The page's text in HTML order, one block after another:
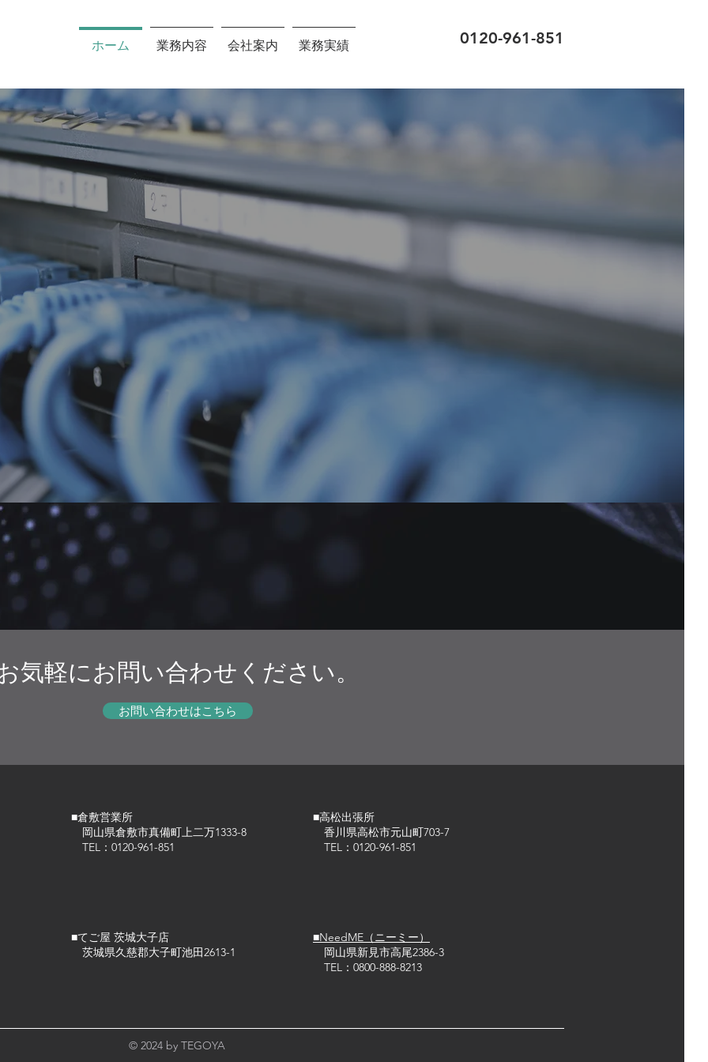
ホーム 業務内容 会社案内 業務実績 0120-961-851
豊富な経験 コストパフォーマンス
気軽にお問い合わせください。
お問い合わせはこちら
■倉敷営業所
岡山県倉敷市真備町上二万1333-8
TEL：0120-961-851
■高松出張所
香川県高松市元山町703-7
TEL：0120-961-851
■てご屋 茨城大子店
茨城県久慈郡大子町池田2613-1
■NeedME（ニーミー）
岡山県新見市高尾2386-3
TEL：0800-888-8213
© 2024 by TEGOYA